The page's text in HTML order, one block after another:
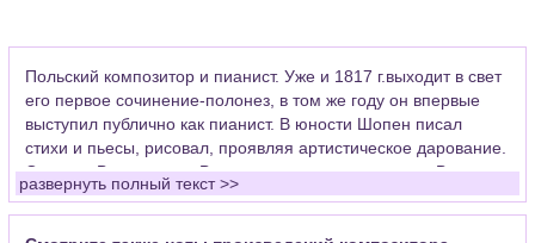
Польский композитор и пианист. Уже и 1817 г.выходит в свет
его первое сочинение-полонез, в том же году он впервые
выступил публично как пианист. В юности Шопен писал
стихи и пьесы, рисовал, проявляя артистическое дарование.
Окончил Варшавскую Высшую музыкальную школу. Во
время гастролей в Вену и Германию он узнает о поражении
польского восстания. Это лишило его возможности
развернуть полный текст >>